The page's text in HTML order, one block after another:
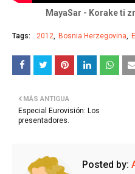
MayaSar - Korake ti
Tags: 2012 Bosnia Herzegovina
MÁS ANTIGUA
Especial Eurovisión: Los
presentadores.
Posted by: